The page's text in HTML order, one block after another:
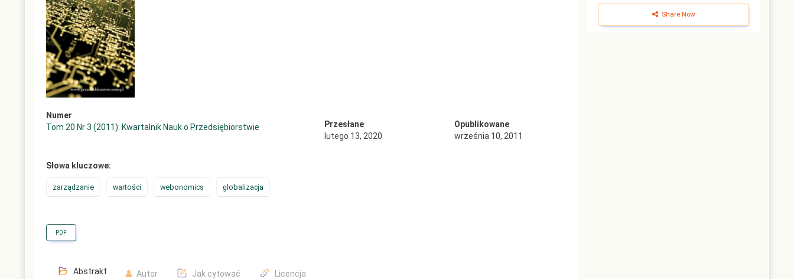
Numer
Tom 20 Nr 3 (2011): Kwartalnik Nauk o Przedsiębiorstwie
Przesłane
lutego 13, 2020
Opublikowane
września 10, 2011
Słowa kluczowe:
zarządzanie wartości webonomics globalizacja
PDF
Abstrakt Autor Jak cytować Licencja
Share Now